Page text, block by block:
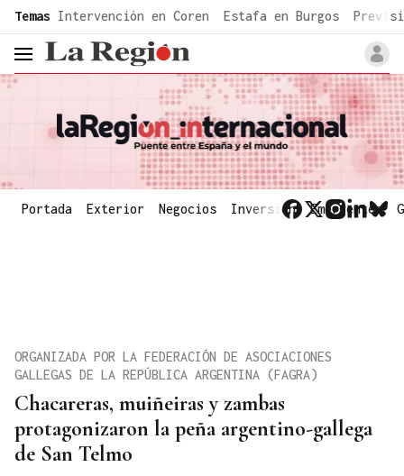
common.go-to-content
Temas Intervención en Coren Estafa en Burgos
header.menu.open
Portada Exterior Negocios Inversión Emergentes
Chacareras, muiñeiras y zambas
protagonizaron la peña argentino-gallega
de San Telmo
ORGANIZADA POR LA FEDERACIÓN DE ASOCIACIONES
GALLEGAS DE LA REPÚBLICA ARGENTINA (FAGRA)